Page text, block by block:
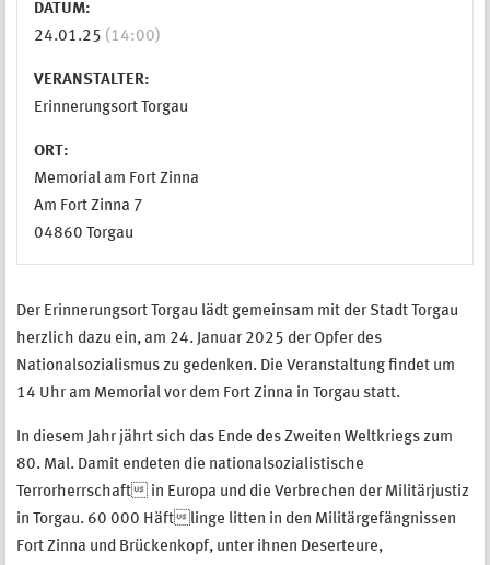
DATUM:
24.01.25 (14:00)
VERANSTALTER:
Erinnerungsort Torgau
ORT:
Memorial am Fort Zinna
Am Fort Zinna 7
04860 Torgau
Der Erinnerungsort Torgau lädt gemeinsam mit der Stadt Torgau
herzlich dazu ein, am 24. Januar 2025 der Opfer des
Nationalsozialismus zu gedenken. Die Veranstaltung findet um
14 Uhr am Memorial vor dem Fort Zinna in Torgau statt.
In diesem Jahr jährt sich das Ende des Zweiten Weltkriegs zum
80. Mal. Damit endeten die nationalsozialistische
Terrorherrschaft in Europa und die Verbrechen der Militärjustiz
in Torgau. 60 000 Häftlinge litten in den Militärgefängnissen
Fort Zinna und Brückenkopf, unter ihnen Deserteure,